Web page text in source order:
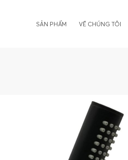
SẢN PHẨM VỀ CHÚNG TÔI